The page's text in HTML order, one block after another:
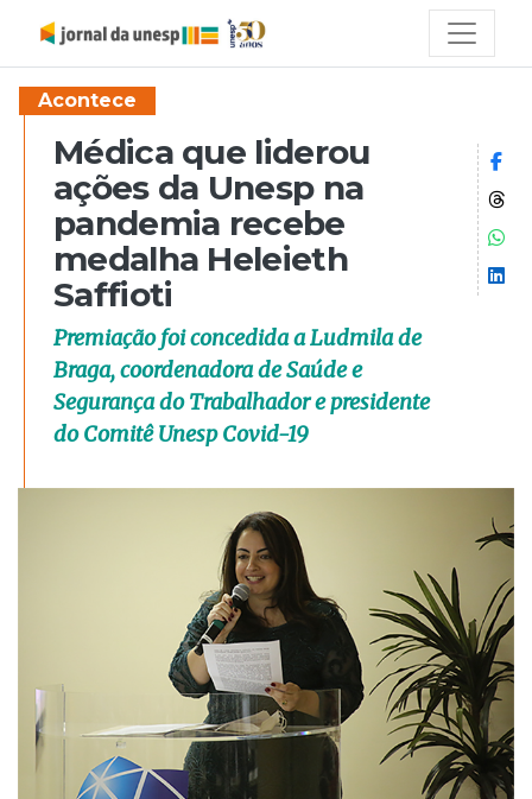
Acontece
Médica que liderou
ações da Unesp na
pandemia recebe
medalha Heleieth
Saffioti
Premiação foi concedida a Ludmila de
Braga, coordenadora de Saúde e
Segurança do Trabalhador e presidente
do Comitê Unesp Covid-19